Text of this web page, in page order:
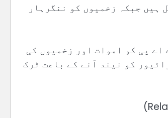
اور پانچ خواتین شامل ہیں جبکہ زخمیوں کو ننگرہار
پی کو اموات اور زخمیوں کی
کو نیند آنے کے باعث ٹرک